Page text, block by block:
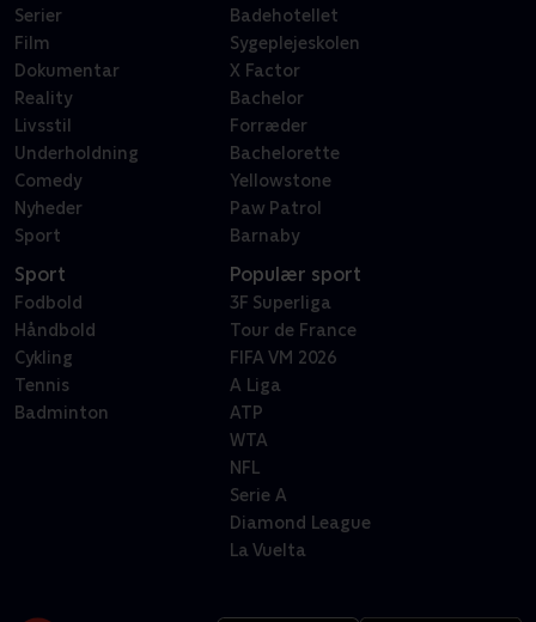
Serier
Film
Dokumentar
Reality
Livsstil
Underholdning
Comedy
Nyheder
Sport
Badehotellet
Sygeplejeskolen
X Factor
Bachelor
Forræder
Bachelorette
Yellowstone
Paw Patrol
Barnaby
Sport
Fodbold
Håndbold
Cykling
Tennis
Badminton
Populær sport
3F Superliga
Tour de France
FIFA VM 2026
A Liga
ATP
WTA
NFL
Serie A
Diamond League
La Vuelta